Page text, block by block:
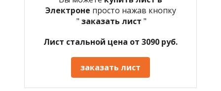
Электроне просто нажав кнопку
" заказать лист "
Лист стальной цена от 3090 руб.
заказать лист